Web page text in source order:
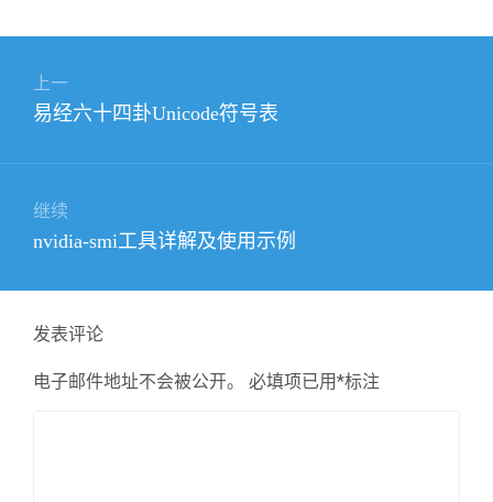
上一
上
章：
易经六十四卦Unicode符号表
继续
下
文
章：
nvidia-smi工具详解及使用示例
发表评论
电子邮件地址不会被公开。 必填项已用*标注